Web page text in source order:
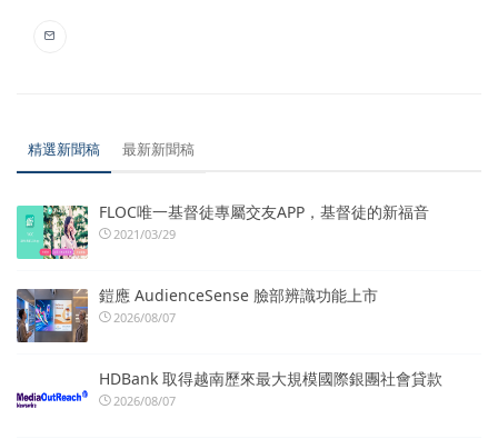
精選新聞稿 最新新聞稿
FLOC唯一基督徒專屬交友APP，基督徒的新福音
2021/03/29
鎧應 AudienceSense 臉部辨識功能上市
2026/08/07
HDBank 取得越南歷來最大規模國際銀團社會貸款
2026/08/07